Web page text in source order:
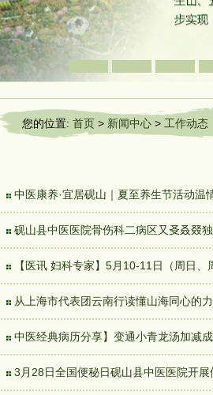
您的位置: 首页 > 新闻中心 > 工作动态
中医康养·宜居砚山｜夏至养生节活动温
砚山县中医医院骨伤科二病区又㕛叒叕
【医讯 妇科专家】5月10-11日（周日
从上海市代表团云南行读懂山海同心的
中医经典病历分享】变通小青龙汤加减
3月28日全国便秘日砚山县中医医院开